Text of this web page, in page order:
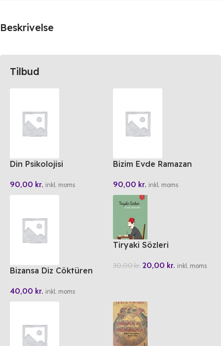
Beskrivelse
Tilbud
Din Psikolojisi
90,00 kr. inkl. moms
Bizim Evde Ramazan
90,00 kr. inkl. moms
Bizansa Diz Cöktüren
40,00 kr. inkl. moms
Tiryaki Sözleri
30,00kr. 20,00 kr. inkl. moms